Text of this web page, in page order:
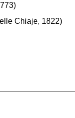
Chiaje, 1822)